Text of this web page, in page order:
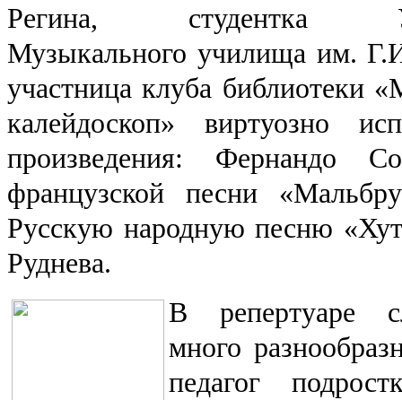
Регина, студентка
Музыкального училища им.
участница клуба библиотеки
калейдоскоп» виртуозно
произведения: Фернандо
французской песни
Русскую народную песню
Руднева.
В репертуаре
много
педагог